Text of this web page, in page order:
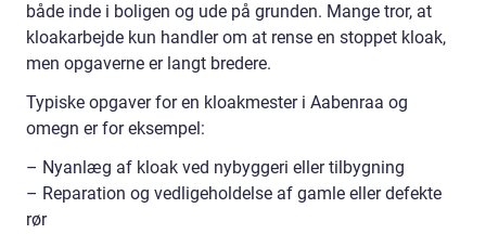
både inde i boligen og ude på grunden. Mange tror, at
kloakarbejde kun handler om at rense en stoppet kloak,
men opgaverne er langt bredere.
Typiske opgaver for en kloakmester i Aabenraa og
omegn er for eksempel:
– Nyanlæg af kloak ved nybyggeri eller tilbygning
– Reparation og vedligeholdelse af gamle eller defekte
rør